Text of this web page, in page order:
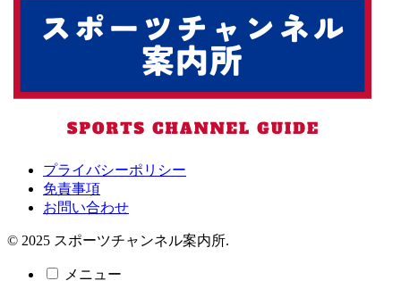
プライバシーポリシー
免責事項
お問い合わせ
© 2025 スポーツチャンネル案内所.
メニュー